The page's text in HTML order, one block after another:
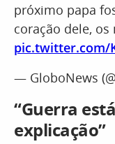
próximo papa
coração dele,
pic.twitter.com/
— GloboNews
“Guerra
explicação”